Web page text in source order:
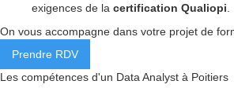
exigences de la certification Qualiopi
On vous accompagne dans votre projet de
Prendre RDV
Les compétences d'un Data Analyst à Poitiers